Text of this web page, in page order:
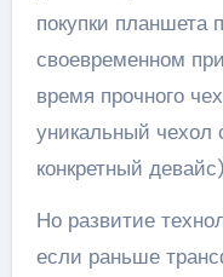
покупки планшета
своевременном
время прочного
уникальный чехол
конкретный
Но развитие
если раньше